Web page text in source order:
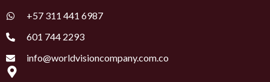
k
+57 311 441 6987
601 744 2293
info@worldvisioncompany.com.co